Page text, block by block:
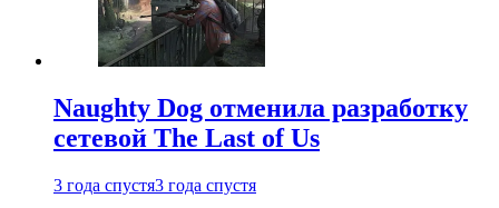
Naughty Dog отменила разработку
сетевой The Last of Us
3 года спустя3 года спустя